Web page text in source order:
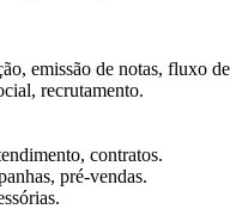
emissão de notas, fluxo
recrutamento.
contratos.
pré-vendas.